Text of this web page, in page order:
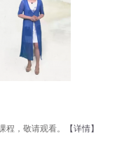
，敬请观看。 【详情】